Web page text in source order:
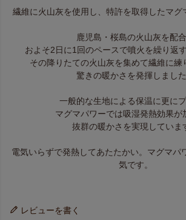
繊維に火山灰を使用し、特許を取得したマグ
鹿児島・桜島の火山灰を配合
およそ2日に1回のペースで噴火を繰り返
その降りたての火山灰を集めて繊維に練
驚きの暖かさを発揮しました
一般的な生地による保温に更にプ
マグマパワーでは吸湿発熱効果が
抜群の暖かさを実現していま
電気いらずで発熱してあたたかい。マグマパ
気です。
レビューを書く